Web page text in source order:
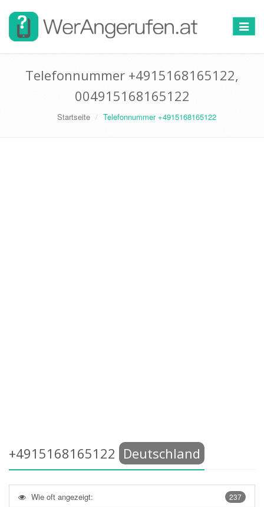
Toggle
Telefonnummer +4915168165122,
004915168165122
Startseite Telefonnummer +4915168165122
+4915168165122 Deutschland
237
Wie oft angezeigt: